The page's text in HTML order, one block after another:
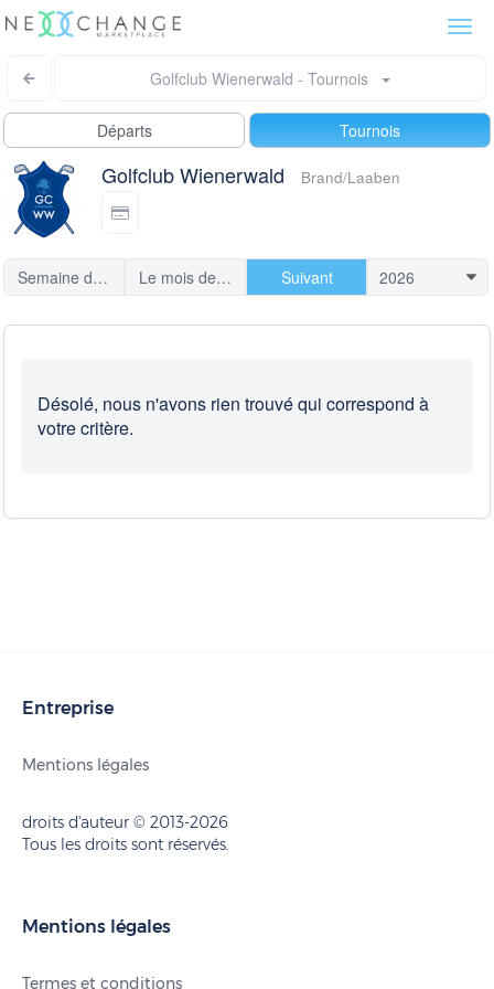
Golfclub Wienerwald - Tournois
Départs Tournois
Golfclub Wienerwald Brand/Laaben
Semaine dernière Le mois dernier Suivant
Désolé, nous n'avons rien trouvé qui correspond à
votre critère.
Entreprise
Mentions légales
droits d'auteur © 2013-2026
Tous les droits sont réservés.
Mentions légales
Termes et conditions